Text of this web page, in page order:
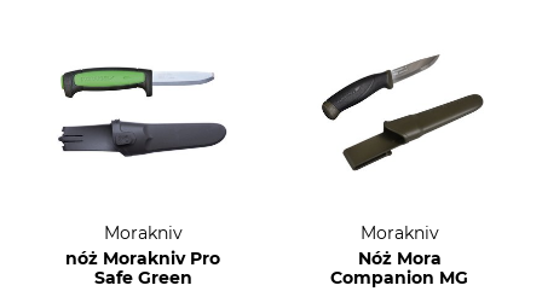
Morakniv
nóż Morakniv Pro
Safe Green
Morakniv
Nóż Mora
Companion MG